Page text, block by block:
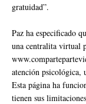
gratuidad”.
Paz ha especificado
una centralita virtual
atención psicológica,
Esta página ha
tienen sus